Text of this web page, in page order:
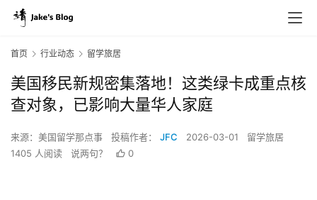
首页 行业动态 留学旅居
美国移民新规密集落地！这类绿卡成重点核
查对象，已影响大量华人家庭
来源：美国留学那点事 投稿作者： JFC 2026-03-01
留学旅居
1405 人阅读
说两句？ 0